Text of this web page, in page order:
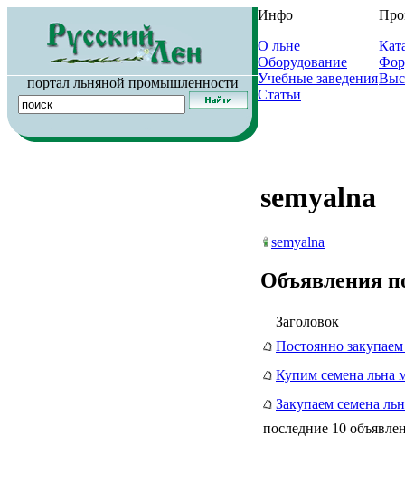
портал льняной промышленности
Инфо
О льне
Оборудование
Учебные заведения
Статьи
semyalna
semyalna
Объявления
Заголовок
Постоянно
Купим семена льна
Закупаем семена
последние 10